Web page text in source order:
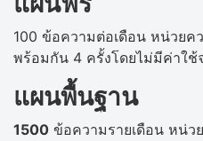
100 ข้อความต่อเดือน หน่วยค
พร้อมกัน 4 ครั้งโดยไม่มีค่าใ
แผนพื้นฐาน
1500 ข้อความรายเดือน หน่ว